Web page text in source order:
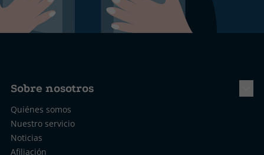
Sobre nosotros
Quiénes somos
Nuestro servicio
Noticias
Afiliación